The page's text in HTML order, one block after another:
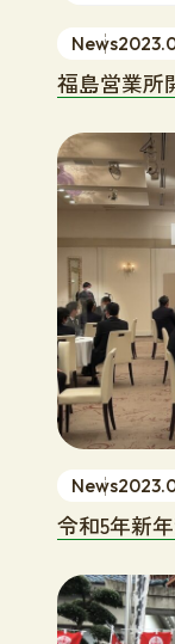
News
福島営業所
News
令和5年新